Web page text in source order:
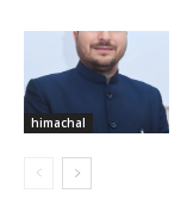
himachal